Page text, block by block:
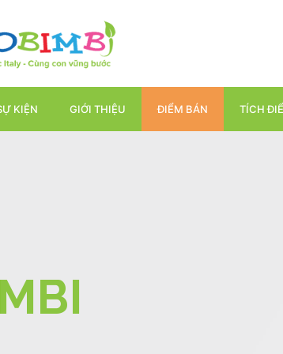
KIỆN GIỚI THIỆU ĐIỂM BÁN TÍCH